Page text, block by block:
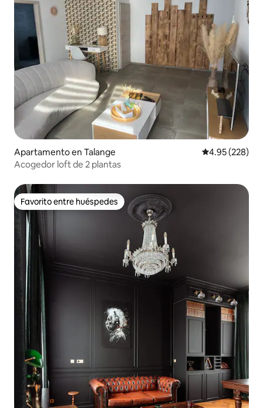
Apartamento en Talange Calificación
4.95 (228)
Acogedor loft de 2 plantas
Favorito entre huéspedes
Favorito entre huéspedes